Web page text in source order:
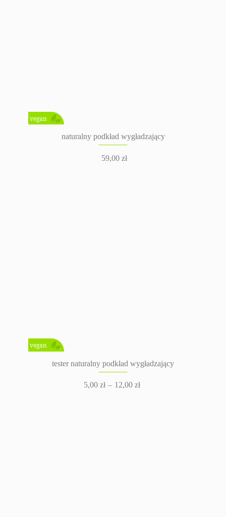
vegan
naturalny podkład wygładzający
59,00 zł
vegan
tester naturalny podkład wygładzający
5,00 zł – 12,00 zł
zakres